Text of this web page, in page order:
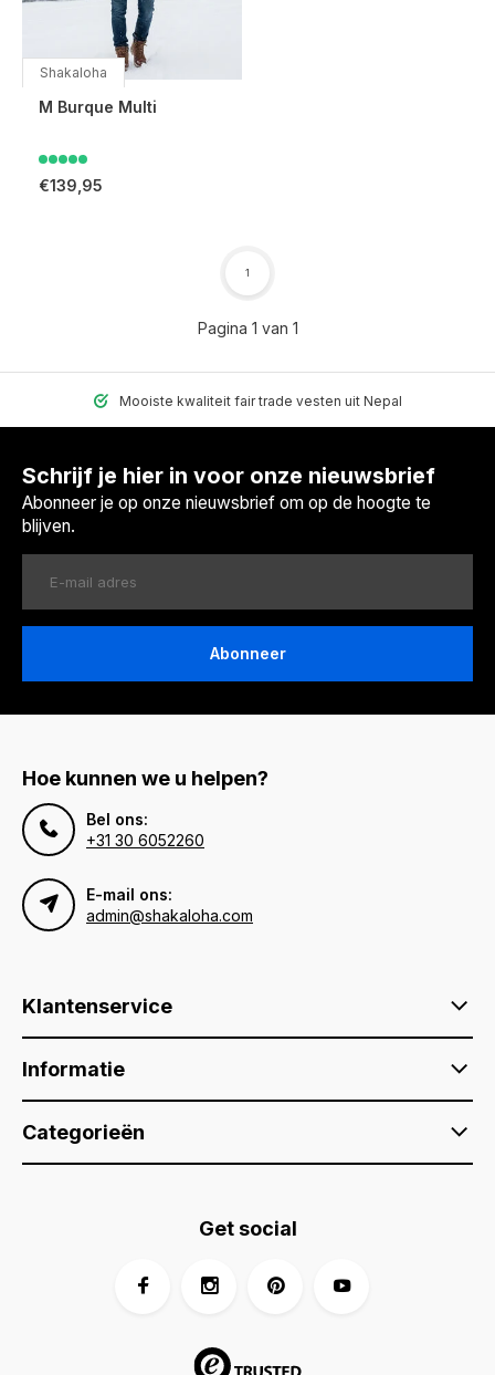
Shakaloha
M Burque Multi
€139,95
Pagina 1 van 1
1
Mooiste kwaliteit fair trade vesten uit Nepal
Schrijf je hier in voor onze nieuwsbrief
Abonneer je op onze nieuwsbrief om op de hoogte te
blijven.
Abonneer
Hoe kunnen we u helpen?
Bel ons:
+31 30 6052260
E-mail ons:
admin@shakaloha.com
Klantenservice
Informatie
Categorieën
Get social